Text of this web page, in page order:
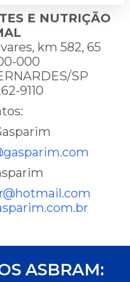
E NUTRIÇÃO
km 582, 65
000
SP
9110
ASBRAM: